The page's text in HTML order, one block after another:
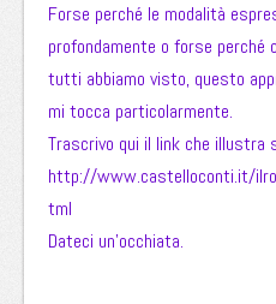
Forse perché le modalità
profondamente o forse perché
tutti abbiamo visto, questo
mi tocca particolarmente.
Trascrivo qui il link che illustra
http://www.castelloconti.it/
tml
Dateci un’occhiata.